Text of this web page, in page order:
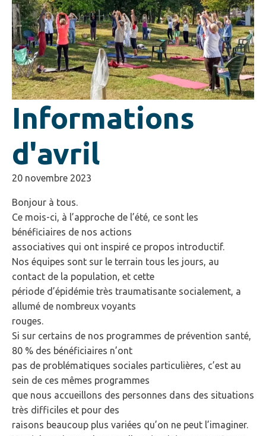
Informations
d'avril
20 novembre 2023
Bonjour à tous.
Ce mois-ci, à l’approche de l’été, ce sont les
bénéficiaires de nos actions
associatives qui ont inspiré ce propos introductif.
Nos équipes sont sur le terrain tous les jours, au
contact de la population, et cette
période d’épidémie très traumatisante socialement, a
allumé de nombreux voyants
rouges.
Si sur certains de nos programmes de prévention santé,
80 % des bénéficiaires n’ont
pas de problématiques sociales particulières, c’est au
sein de ces mêmes programmes
que nous accueillons des personnes dans des situations
très difficiles et pour des
raisons beaucoup plus variées qu’on ne peut l’imaginer.